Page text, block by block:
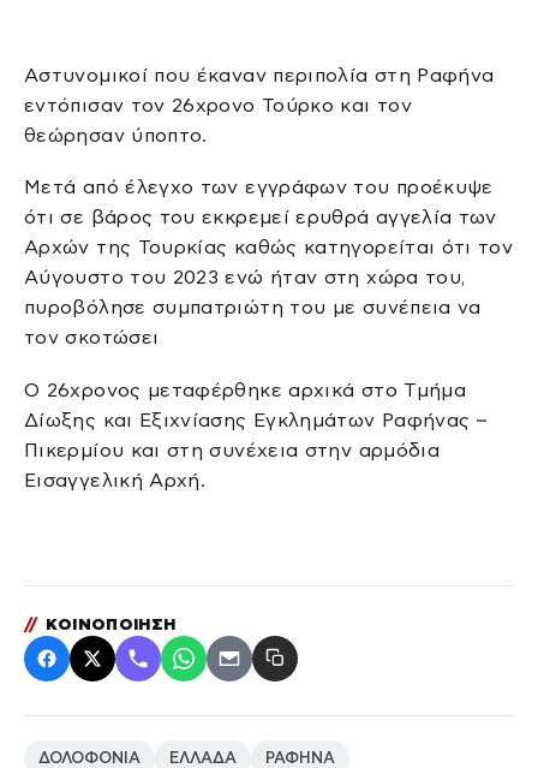
Αστυνομικοί που έκαναν περιπολία στη Ραφήνα
εντόπισαν τον 26χρονο Τούρκο και τον
θεώρησαν ύποπτο.
Μετά από έλεγχο των εγγράφων του προέκυψε
ότι σε βάρος του εκκρεμεί ερυθρά αγγελία των
Αρχών της Τουρκίας καθώς κατηγορείται ότι τον
Αύγουστο του 2023 ενώ ήταν στη χώρα του,
πυροβόλησε συμπατριώτη του με συνέπεια να
τον σκοτώσει
Ο 26χρονος μεταφέρθηκε αρχικά στο Τμήμα
Δίωξης και Εξιχνίασης Εγκλημάτων Ραφήνας –
Πικερμίου και στη συνέχεια στην αρμόδια
Εισαγγελική Αρχή.
// ΚΟΙΝΟΠΟΙΗΣΗ
ΔΟΛΟΦΟΝΙΑ ΕΛΛΑΔΑ ΡΑΦΗΝΑ